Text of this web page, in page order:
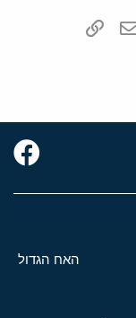
דואר אלקטרוני
האח הגדול